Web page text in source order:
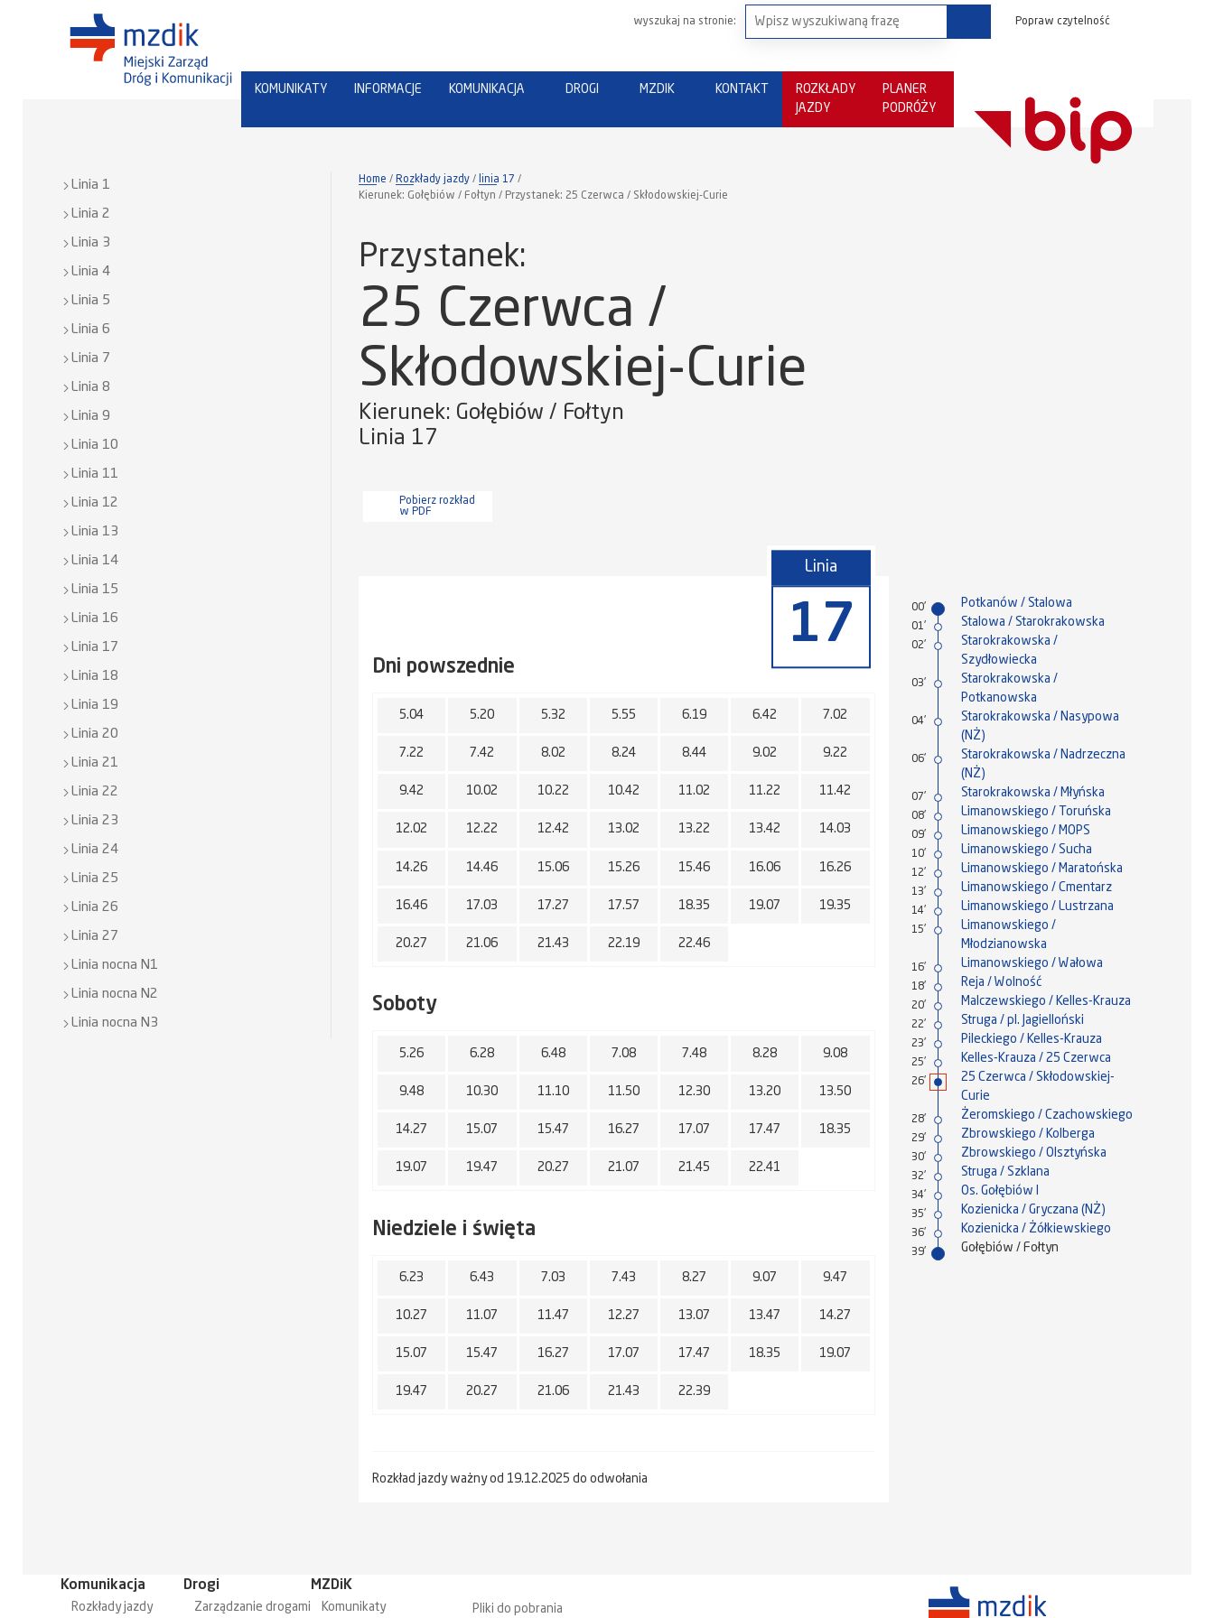
Popraw czytelność
KOMUNIKATY INFORMACJE KOMUNIKACJA DROGI MZDIK KONTAKT
ROZKŁADY
JAZDY
PLANER
PODRÓŻY
wyszukaj na stronie:
Home Rozkłady jazdy
linia 17
Kierunek: Gołębiów / Fołtyn / Przystanek: 25 Czerwca / Skłodowskiej-Curie
Przystanek:
25 Czerwca /
Skłodowskiej-Curie
Kierunek: Gołębiów / Fołtyn
Linia 17
Pobierz rozkład
w PDF
Linia
17
Dni powszednie
5.04 5.20 5.32 5.55 6.19 6.42 7.02
7.22 7.42 8.02 8.24 8.44 9.02 9.22
9.42 10.02 10.22 10.42 11.02 11.22 11.42
12.02 12.22 12.42 13.02 13.22 13.42 14.03
14.26 14.46 15.06 15.26 15.46 16.06 16.26
16.46 17.03 17.27 17.57 18.35 19.07 19.35
20.27 21.06 21.43 22.19 22.46
Soboty
5.26 6.28 6.48 7.08 7.48 8.28 9.08
9.48 10.30 11.10 11.50 12.30 13.20 13.50
14.27 15.07 15.47 16.27 17.07 17.47 18.35
19.07 19.47 20.27 21.07 21.45 22.41
Niedziele i święta
6.23 6.43 7.03 7.43 8.27 9.07 9.47
10.27 11.07 11.47 12.27 13.07 13.47 14.27
15.07 15.47 16.27 17.07 17.47 18.35 19.07
19.47 20.27 21.06 21.43 22.39
Rozkład jazdy ważny od 19.12.2025 do odwołania
00' Potkanów / Stalowa
01' Stalowa / Starokrakowska
02'
Starokrakowska /
Szydłowiecka
03'
Starokrakowska /
Potkanowska
04'
Starokrakowska / Nasypowa
(NŻ)
06'
Starokrakowska / Nadrzeczna
(NŻ)
07' Starokrakowska / Młyńska
08' Limanowskiego / Toruńska
09' Limanowskiego / MOPS
10' Limanowskiego / Sucha
12' Limanowskiego / Maratońska
13' Limanowskiego / Cmentarz
14' Limanowskiego / Lustrzana
15'
Limanowskiego /
Młodzianowska
16' Limanowskiego / Wałowa
18' Reja / Wolność
20' Malczewskiego / Kelles-Krauza
22' Struga / pl. Jagielloński
23' Pileckiego / Kelles-Krauza
25' Kelles-Krauza / 25 Czerwca
26'
25 Czerwca / Skłodowskiej-
Curie
28' Żeromskiego / Czachowskiego
29' Zbrowskiego / Kolberga
30' Zbrowskiego / Olsztyńska
32' Struga / Szklana
34' Os. Gołębiów I
35' Kozienicka / Gryczana (NŻ)
36' Kozienicka / Żółkiewskiego
39' Gołębiów / Fołtyn
Linia 1
Linia 2
Linia 3
Linia 4
Linia 5
Linia 6
Linia 7
Linia 8
Linia 9
Linia 10
Linia 11
Linia 12
Linia 13
Linia 14
Linia 15
Linia 16
Linia 17
Linia 18
Linia 19
Linia 20
Linia 21
Linia 22
Linia 23
Linia 24
Linia 25
Linia 26
Linia 27
Linia nocna N1
Linia nocna N2
Linia nocna N3
Komunikacja
Rozkłady jazdy
Drogi
Zarządzanie drogami
MZDiK
Komunikaty Pliki do pobrania